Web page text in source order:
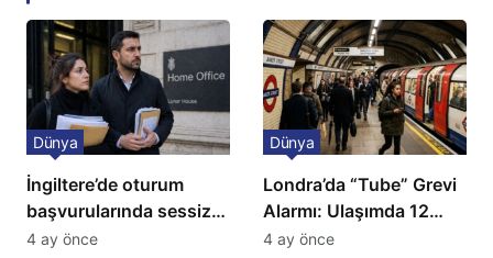
İngiltere’de oturum
başvurularında sessiz
kriz: Büyükelçilikten
Dünya
4 ay önce
Londra’da “Tube” Grevi
Alarmı: Ulaşımda 12
Günlük Kaos Kapıda
Dünya
4 ay önce